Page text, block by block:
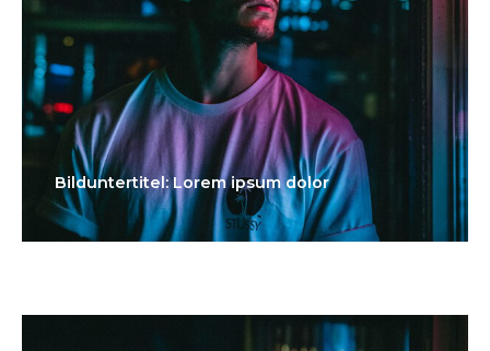
Bilduntertitel: Lorem ipsum dolor